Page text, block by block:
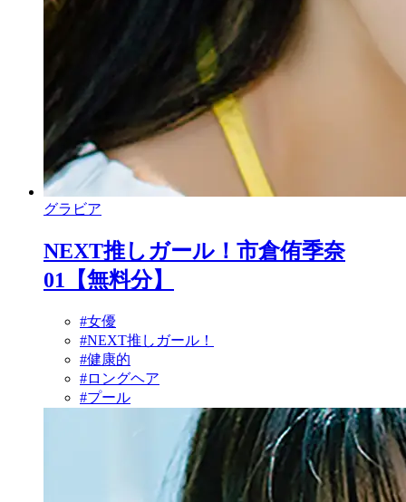
グラビア
NEXT推しガール！市倉侑季奈
01【無料分】
#女優
#NEXT推しガール！
#健康的
#ロングヘア
#プール